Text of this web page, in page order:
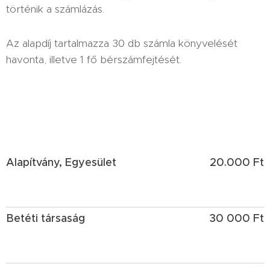
történik a számlázás.
Az alapdíj tartalmazza 30 db számla könyvelését
havonta, illetve 1 fő bérszámfejtését.
Alapítvány, Egyesület 20.000 Ft
Betéti társaság 30 000 Ft